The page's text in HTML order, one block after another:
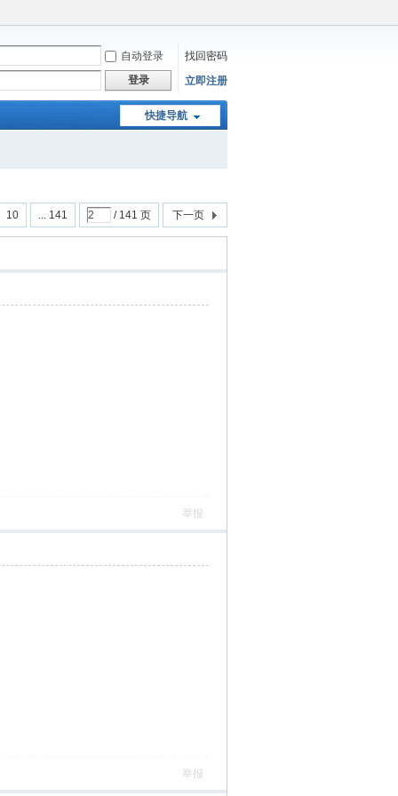
自动登录
找回密码
登录
立即注册
快捷导航
10 ... 141 / 141 页 下一页
举报
举报